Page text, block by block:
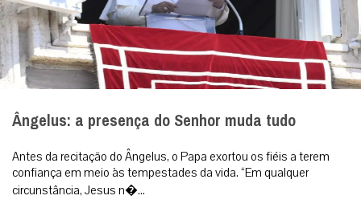
Ângelus: a presença do Senhor muda tudo
Antes da recitação do Ângelus, o Papa exortou os fiéis a terem
confiança em meio às tempestades da vida. “Em qualquer
circunstância, Jesus n�...